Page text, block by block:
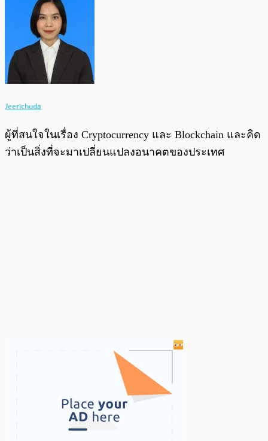
Jeerichuda
ผู้ที่สนใจในเรื่อง Cryptocurrency และ Blockchain และคิด
ว่าเป็นสิ่งที่จะมาเปลี่ยนแปลงอนาคตของประเทศ